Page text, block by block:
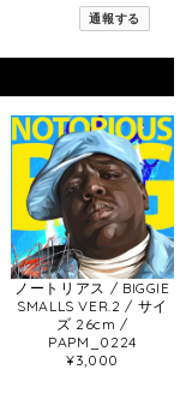
通報する
ノートリアス / BIGGIE
SMALLS VER.2 / サイ
ズ 26cm /
PAPM_0224
¥3,000